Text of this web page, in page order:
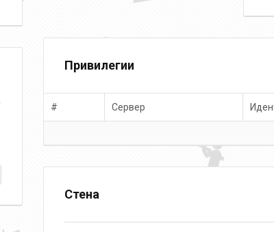
Привилегии
# Сервер
Стена